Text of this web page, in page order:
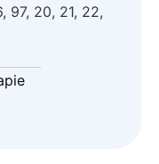
97, 20, 21, 22,